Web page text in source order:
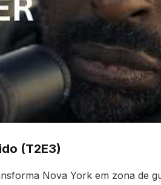
(T2E3)
Nova York em zona de